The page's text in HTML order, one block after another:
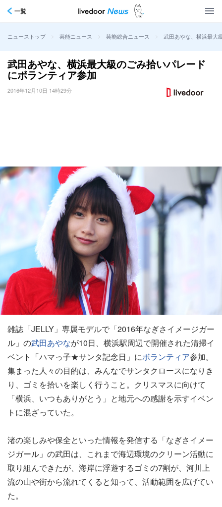
一覧
ニューストップ > 芸能ニュース > 芸能総合ニュース > 武田あやな、横浜最大
武田あやな、横浜最大級のごみ拾いパレード
にボランティア参加
2016年12月10日 14時29分
雑誌「JELLY」専属モデルで「2016年なぎさイメージガー
ル」の武田あやなが10日、横浜駅周辺で開催された清掃イ
ベント「ハマっ子★サンタ記念日」にボランティア参加。
集まった人々の目的は、みんなでサンタクロースになりき
り、ゴミを拾いを楽しく行うこと。クリスマスに向けて
「横浜、いつもありがとう」と地元への感謝を示すイベン
トに混ざっていた。
渚の楽しみや保全といった情報を発信する「なぎさイメー
ジガール」の武田は、これまで海辺環境のクリーン活動に
取り組んできたが、海岸に浮遊するゴミの7割が、河川上
流の山や街から流れてくると知って、活動範囲を広げてい
た。